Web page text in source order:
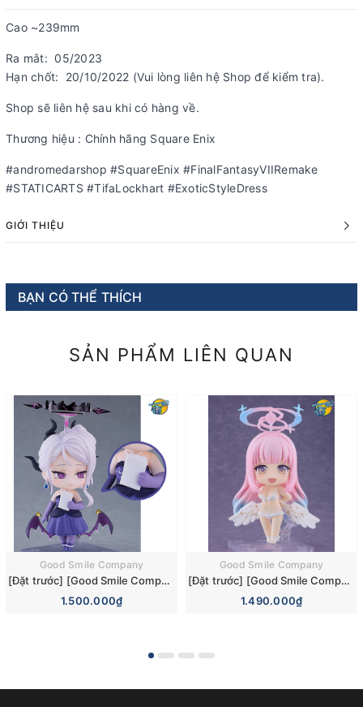
Cao ~239mm
Ra mắt: 05/2023
Hạn chốt: 20/10/2022 (Vui lòng liên hệ Shop để kiểm tra).
Shop sẽ liên hệ sau khi có hàng về.
Thương hiệu : Chính hãng Square Enix
#andromedarshop #SquareEnix #FinalFantasyVIIRemake
#STATICARTS #TifaLockhart #ExoticStyleDress
GIỚI THIỆU
BẠN CÓ THỂ THÍCH
SẢN PHẨM LIÊN QUAN
Good Smile Company
[Đặt trước] [Good Smile Company] Mô hình nhân vật Blue Archive Nendoroid 3110 Hina Sorasaki Dress Basic Figure (+Bonus)
1.500.000₫
Good Smile Company
[Đặt trước] [Good Smile Company] Mô hình nhân vật Blue Archive Nendoroid 3084 Mika Misono Swimsuit Basic Figure (Bonus)
1.490.000₫